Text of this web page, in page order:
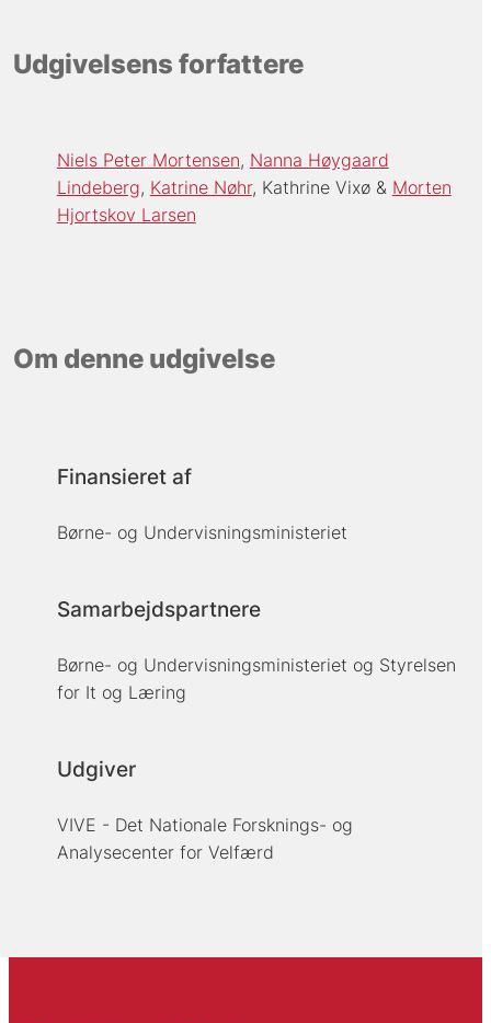
Udgivelsens forfattere
Niels Peter Mortensen Nanna Høygaard
Lindeberg Katrine Nøhr Kathrine Vixø
Morten
Hjortskov Larsen
Om denne udgivelse
Finansieret af
Børne- og Undervisningsministeriet
Samarbejdspartnere
Børne- og Undervisningsministeriet og Styrelsen
for It og Læring
Udgiver
VIVE - Det Nationale Forsknings- og
Analysecenter for Velfærd